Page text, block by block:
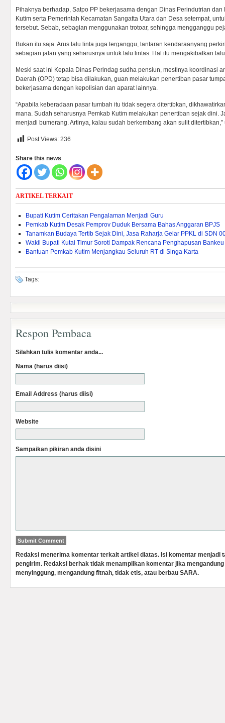
Pihaknya berhadap, Satpo PP bekerjasama dengan Dinas Perindutrian
Kutim serta Pemerintah Kecamatan Sangatta Utara dan Desa setempat,
tersebut. Sebab, sebagian menggunakan trotoar, sehingga mengganggu
Bukan itu saja. Arus lalu linta juga terganggu, lantaran kendaraanyang
sebagian jalan yang seharusnya untuk lalu lintas. Hal itu mengakibatkan
Meski saat ini Kepala Dinas Perindag sudha pensiun, mestinya koordinasi
Daerah (OPD) tetap bisa dilakukan, guan melakukan penertiban pasar
bekerjasama dengan kepolisian dan aparat lainnya.
“Apabila keberadaan pasar tumbah itu tidak segera ditertibkan,
mana. Sudah seharusnya Pemkab Kutim melakukan penertiban sejak dini.
menjadi bumerang. Artinya, kalau sudah berkembang akan sulit
Post Views: 236
Share this news
ARTIKEL TERKAIT
Bupati Kutim Ceritakan Pengalaman Menjadi Guru
Pemkab Kutim Desak Pemprov Duduk Bersama Bahas Anggaran BPJS
Tanamkan Budaya Tertib Sejak Dini, Jasa Raharja Gelar PPKL di SDN
Wakil Bupati Kutai Timur Soroti Dampak Rencana Penghapusan
Bantuan Pemkab Kutim Menjangkau Seluruh RT di Singa Karta
Tags:
Respon Pembaca
Silahkan tulis komentar anda...
Nama (harus diisi)
Email Address (harus diisi)
Website
Sampaikan pikiran anda disini
Redaksi menerima komentar terkait artikel diatas. Isi komentar menjadi
pengirim. Redaksi berhak tidak menampilkan komentar jika
menyinggung, mengandung fitnah, tidak etis, atau berbau SARA.